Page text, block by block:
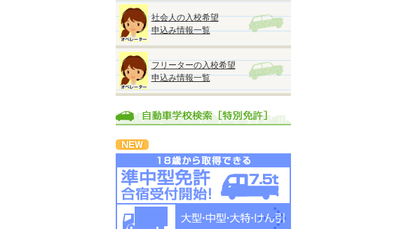
社会人の入校希望
申込み情報一覧
フリーターの入校希望
申込み情報一覧